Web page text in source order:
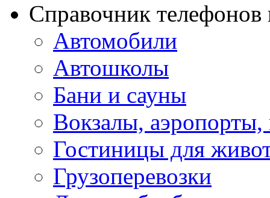
Справочник
Автомобили
Автошколы
Бани и сауны
Вокзалы,
Гостиницы для
Грузоперевозки